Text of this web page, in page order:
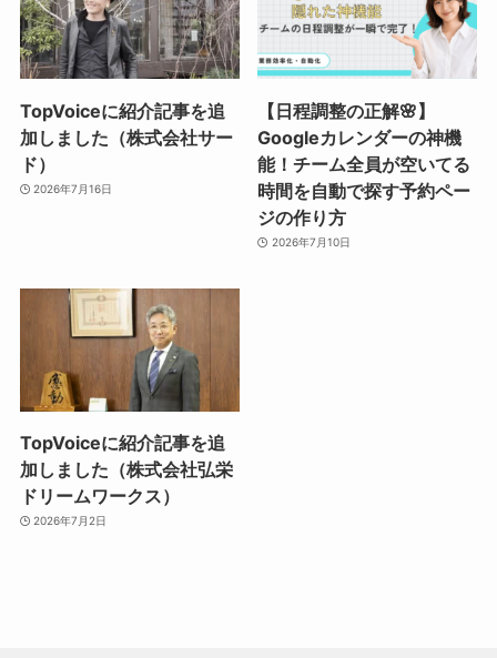
TopVoiceに紹介記事を追
加しました（株式会社サー
ド）
2026年7月16日
【日程調整の正解🌸】
Googleカレンダーの神機
能！チーム全員が空いてる
時間を自動で探す予約ペー
ジの作り方
2026年7月10日
TopVoiceに紹介記事を追
加しました（株式会社弘栄
ドリームワークス）
2026年7月2日